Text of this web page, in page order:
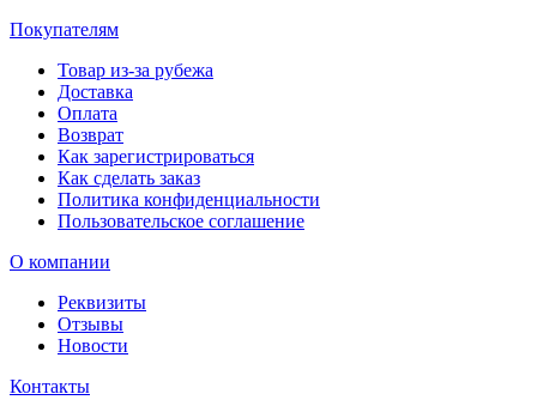
Покупателям
Товар из-за рубежа
Доставка
Оплата
Возврат
Как зарегистрироваться
Как сделать заказ
Политика конфиденциальности
Пользовательское соглашение
О компании
Реквизиты
Отзывы
Новости
Контакты